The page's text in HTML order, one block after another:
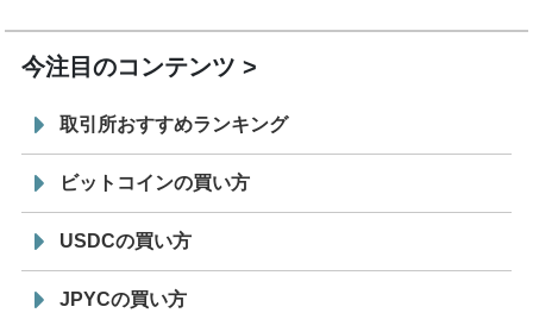
今注目のコンテンツ
取引所おすすめランキング
ビットコインの買い方
USDCの買い方
JPYCの買い方